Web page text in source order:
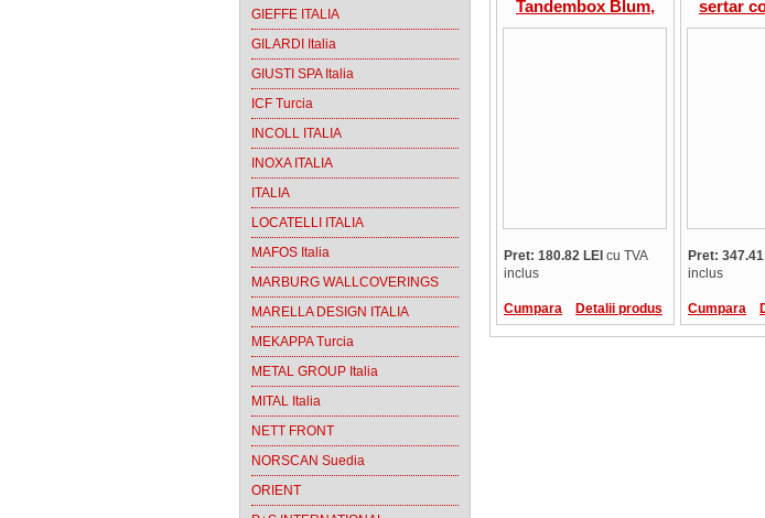
GIEFFE ITALIA
GILARDI Italia
GIUSTI SPA Italia
ICF Turcia
INCOLL ITALIA
INOXA ITALIA
ITALIA
LOCATELLI ITALIA
MAFOS Italia
MARBURG WALLCOVERINGS
MARELLA DESIGN ITALIA
MEKAPPA Turcia
METAL GROUP Italia
MITAL Italia
NETT FRONT
NORSCAN Suedia
ORIENT
Tandembox Blum,
compartimentare
Pret: 180.82 LEI cu TVA
inclus
Cumpara Detalii produs
sertar
Pret: 347.41
inclus
Cumpara